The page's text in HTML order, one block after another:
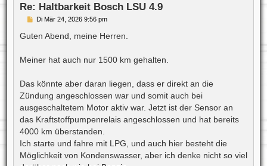
Re: Haltbarkeit Bosch LSU 4.9
B
i
a
g
Di Mär 24, 2026 9:56 pm
Guten Abend, meine Herren.
Meiner hat auch nur 1500 km gehalten.
Das könnte aber daran liegen, dass er direkt an die
Zündung angeschlossen war und somit auch bei
ausgeschaltetem Motor aktiv war. Jetzt ist der Sensor an
das Kraftstoffpumpenrelais angeschlossen und hat bereits
4000 km überstanden.
Ich starte und fahre mit LPG, und auch hier besteht die
Möglichkeit von Kondenswasser, aber ich denke nicht so viel